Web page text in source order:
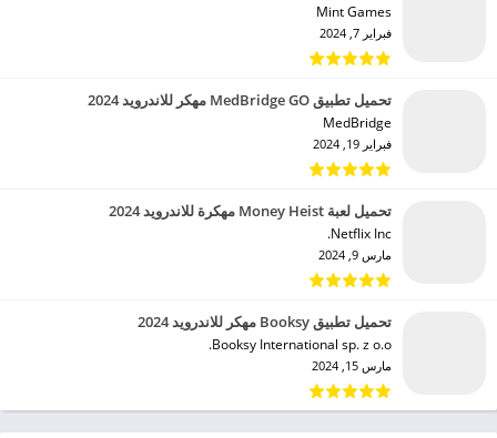
Mint Games‏
فبراير 7, 2024
تحميل تطبيق MedBridge GO مهكر للاندرويد 2024
MedBridge‏
فبراير 19, 2024
تحميل لعبة Money Heist مهكرة للاندرويد 2024
Netflix Inc.‏
مارس 9, 2024
تحميل تطبيق Booksy مهكر للاندرويد 2024
Booksy International sp. z o.o.‏
مارس 15, 2024